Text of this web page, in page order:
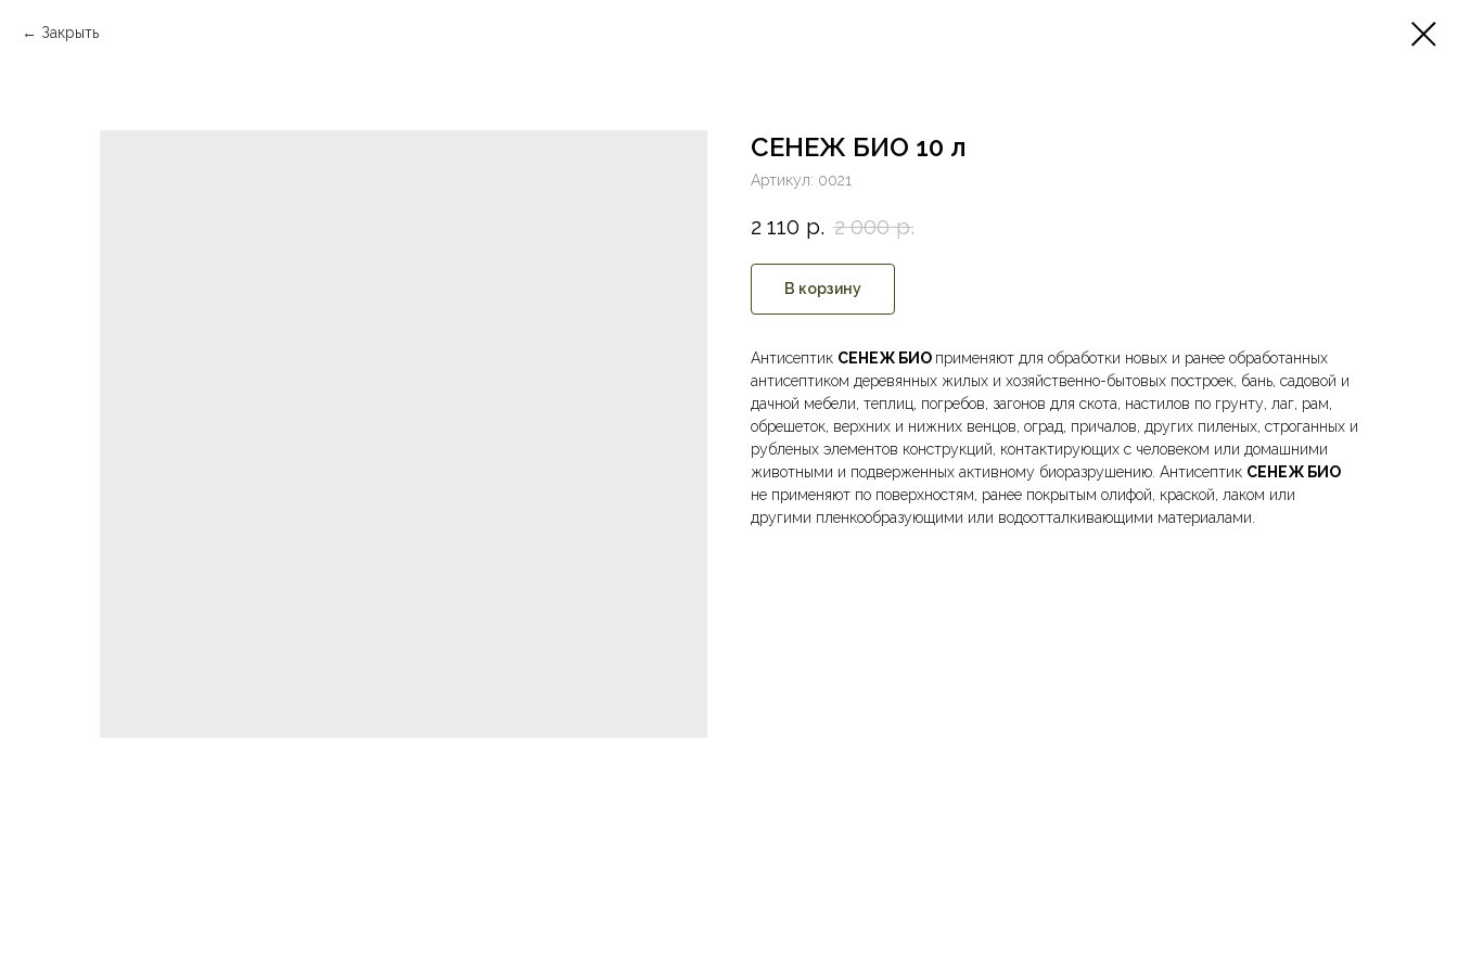
Закрыть
СЕНЕЖ БИО 10 л
Артикул: 0021
2 110 р. 2 000 р.
В корзину
Антисептик СЕНЕЖ БИО применяют для обработки новых и ранее обработанных
антисептиком деревянных жилых и хозяйственно-бытовых построек, бань, садовой и
дачной мебели, теплиц, погребов, загонов для скота, настилов по грунту, лаг, рам,
обрешеток, верхних и нижних венцов, оград, причалов, других пиленых, строганных и
рубленых элементов конструкций, контактирующих с человеком или домашними
животными и подверженных активному биоразрушению. Антисептик СЕНЕЖ БИО
не применяют по поверхностям, ранее покрытым олифой, краской, лаком или
другими пленкообразующими или водоотталкивающими материалами.